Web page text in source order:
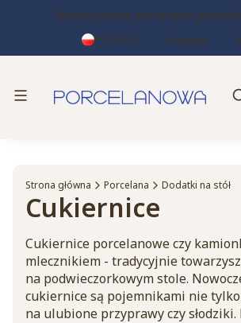
Nowoczesna porcelana
POLSKI ZŁ Kontakt
Menu
Strona główna Porcelana Dodatki na stół
Cukiernice
Cukiernice porcelanowe czy
mlecznikiem - tradycyjnie
na podwieczorkowym stole.
cukiernice są pojemnikami nie
na ulubione przyprawy czy